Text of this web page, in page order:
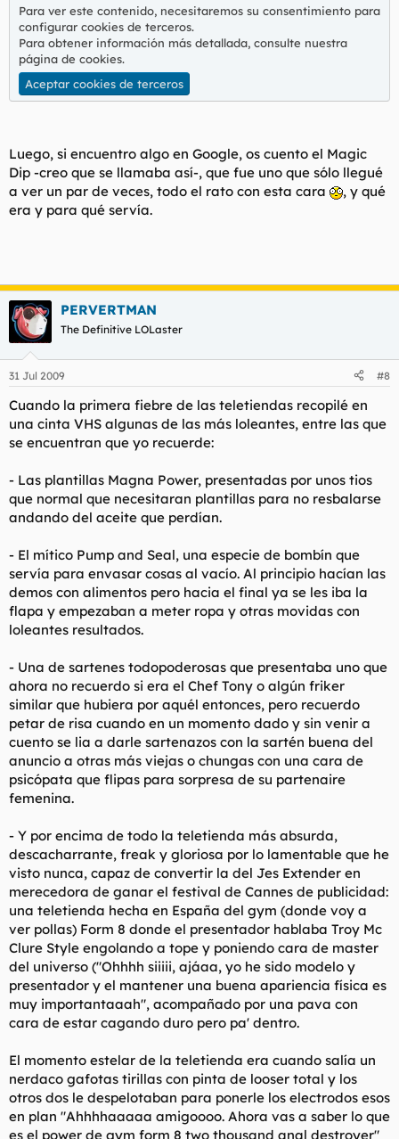
Para ver este contenido, necesitaremos su consentimiento para
configurar cookies de terceros.
Para obtener información más detallada, consulte nuestra
página de cookies.
Aceptar cookies de terceros
Luego, si encuentro algo en Google, os cuento el Magic
Dip -creo que se llamaba así-, que fue uno que sólo llegué
a ver un par de veces, todo el rato con esta cara
, y qué
era y para qué servía.
PERVERTMAN
The Definitive LOLaster
31 Jul 2009 #8
Cuando la primera fiebre de las teletiendas recopilé en
una cinta VHS algunas de las más loleantes, entre las que
se encuentran que yo recuerde:
- Las plantillas Magna Power, presentadas por unos tios
que normal que necesitaran plantillas para no resbalarse
andando del aceite que perdían.
- El mítico Pump and Seal, una especie de bombín que
servía para envasar cosas al vacío. Al principio hacían las
demos con alimentos pero hacia el final ya se les iba la
flapa y empezaban a meter ropa y otras movidas con
loleantes resultados.
- Una de sartenes todopoderosas que presentaba uno que
ahora no recuerdo si era el Chef Tony o algún friker
similar que hubiera por aquél entonces, pero recuerdo
petar de risa cuando en un momento dado y sin venir a
cuento se lia a darle sartenazos con la sartén buena del
anuncio a otras más viejas o chungas con una cara de
psicópata que flipas para sorpresa de su partenaire
femenina.
- Y por encima de todo la teletienda más absurda,
descacharrante, freak y gloriosa por lo lamentable que he
visto nunca, capaz de convertir la del Jes Extender en
merecedora de ganar el festival de Cannes de publicidad:
una teletienda hecha en España del gym (donde voy a
ver pollas) Form 8 donde el presentador hablaba Troy Mc
Clure Style engolando a tope y poniendo cara de master
del universo ("Ohhhh siiiii, ajáaa, yo he sido modelo y
presentador y el mantener una buena apariencia física es
muy importantaaah", acompañado por una pava con
cara de estar cagando duro pero pa' dentro.
El momento estelar de la teletienda era cuando salía un
nerdaco gafotas tirillas con pinta de looser total y los
otros dos le despelotaban para ponerle los electrodos esos
en plan "Ahhhhaaaaa amigoooo. Ahora vas a saber lo que
es el power de gym form 8 two thousand anal destroyer"